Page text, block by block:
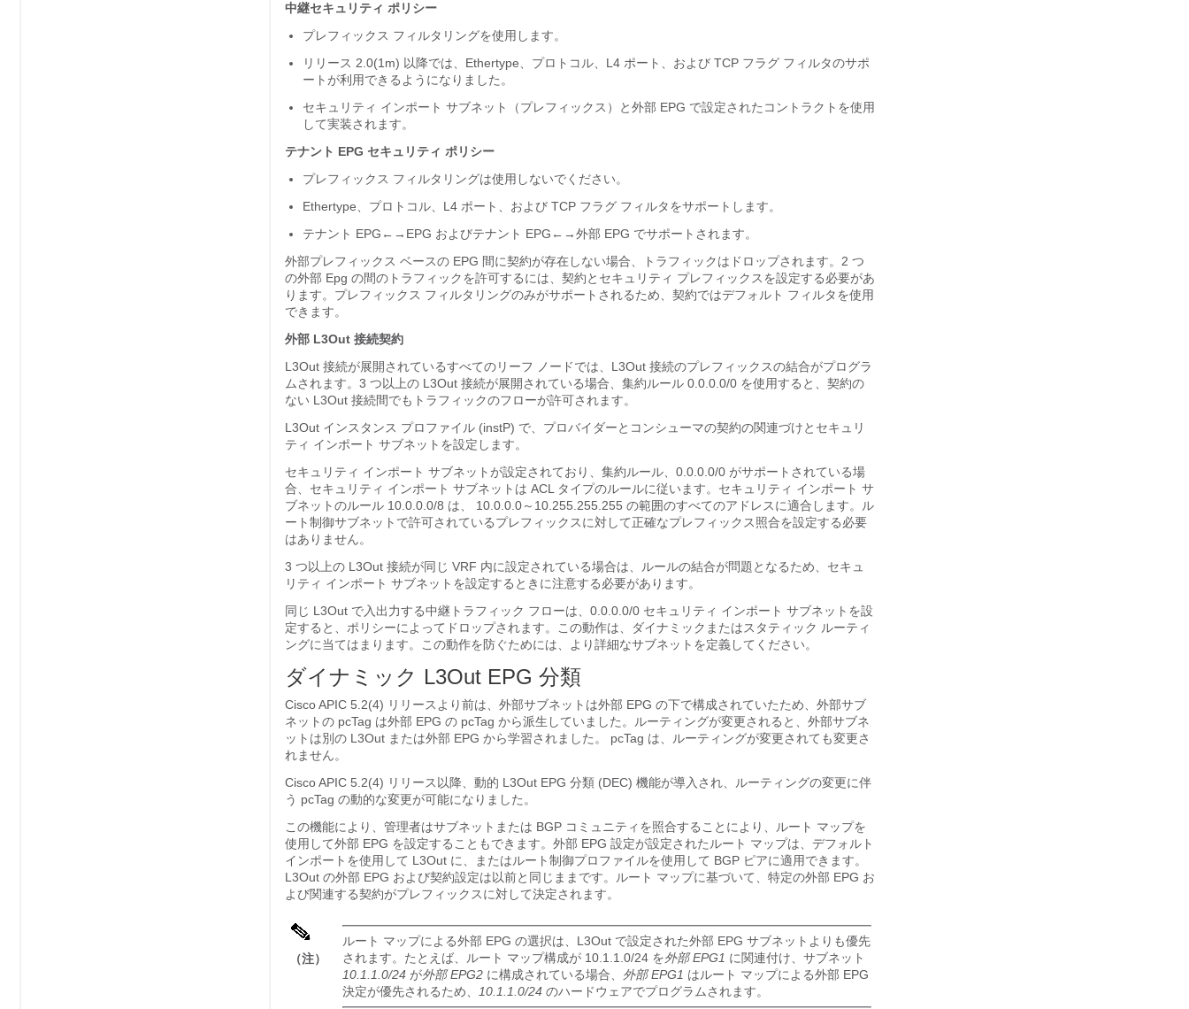
中継セキュリティ ポリシー
プレフィックス フィルタリングを使用します。
リリース 2.0(1m) 以降では、Ethertype、プロトコル、L4 ポート、および TCP フラグ フィルタのサポ
ートが利用できるようになりました。
セキュリティ インポート サブネット（プレフィックス）と外部 EPG で設定されたコントラクトを使用
して実装されます。
テナント EPG セキュリティ ポリシー
プレフィックス フィルタリングは使用しないでください。
Ethertype、プロトコル、L4 ポート、および TCP フラグ フィルタをサポートします。
テナント EPG←→EPG およびテナント EPG←→外部 EPG でサポートされます。
外部プレフィックス ベースの EPG 間に契約が存在しない場合、トラフィックはドロップされます。2 つ
の外部 Epg の間のトラフィックを許可するには、契約とセキュリティ プレフィックスを設定する必要があ
ります。プレフィックス フィルタリングのみがサポートされるため、契約ではデフォルト フィルタを使用
できます。
外部 L3Out 接続契約
L3Out 接続が展開されているすべてのリーフ ノードでは、L3Out 接続のプレフィックスの結合がプログラ
ムされます。3 つ以上の L3Out 接続が展開されている場合、集約ルール 0.0.0.0/0 を使用すると、契約の
ない L3Out 接続間でもトラフィックのフローが許可されます。
L3Out インスタンス プロファイル (instP) で、プロバイダーとコンシューマの契約の関連づけとセキュリ
ティ インポート サブネットを設定します。
セキュリティ インポート サブネットが設定されており、集約ルール、0.0.0.0/0 がサポートされている場
合、セキュリティ インポート サブネットは ACL タイプのルールに従います。セキュリティ インポート サ
ブネットのルール 10.0.0.0/8 は、 10.0.0.0～10.255.255.255 の範囲のすべてのアドレスに適合します。ル
ート制御サブネットで許可されているプレフィックスに対して正確なプレフィックス照合を設定する必要
はありません。
3 つ以上の L3Out 接続が同じ VRF 内に設定されている場合は、ルールの結合が問題となるため、セキュ
リティ インポート サブネットを設定するときに注意する必要があります。
同じ L3Out で入出力する中継トラフィック フローは、0.0.0.0/0 セキュリティ インポート サブネットを設
定すると、ポリシーによってドロップされます。この動作は、ダイナミックまたはスタティック ルーティ
ングに当てはまります。この動作を防ぐためには、より詳細なサブネットを定義してください。
ダイナミック L3Out EPG 分類
Cisco APIC 5.2(4) リリースより前は、外部サブネットは外部 EPG の下で構成されていたため、外部サブ
ネットの pcTag は外部 EPG の pcTag から派生していました。ルーティングが変更されると、外部サブネ
ットは別の L3Out または外部 EPG から学習されました。 pcTag は、ルーティングが変更されても変更さ
れません。
Cisco APIC 5.2(4) リリース以降、動的 L3Out EPG 分類 (DEC) 機能が導入され、ルーティングの変更に伴
う pcTag の動的な変更が可能になりました。
この機能により、管理者はサブネットまたは BGP コミュニティを照合することにより、ルート マップを
使用して外部 EPG を設定することもできます。外部 EPG 設定が設定されたルート マップは、デフォルト
インポートを使用して L3Out に、またはルート制御プロファイルを使用して BGP ピアに適用できます。
L3Out の外部 EPG および契約設定は以前と同じままです。ルート マップに基づいて、特定の外部 EPG お
よび関連する契約がプレフィックスに対して決定されます。
（注）
ルート マップによる外部 EPG の選択は、L3Out で設定された外部 EPG サブネットよりも優先
されます。たとえば、ルート マップ構成が 10.1.1.0/24 を外部 EPG1 に関連付け、サブネット
10.1.1.0/24 が外部 EPG2 に構成されている場合、 外部 EPG1 はルート マップによる外部 EPG
決定が優先されるため、
10.1.1.0/24 のハードウェアでプログラムされます。